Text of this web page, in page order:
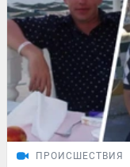
ПРОИСШЕСТВИЯ